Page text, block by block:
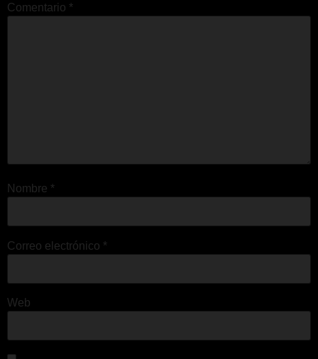
Comentario *
Nombre *
Correo electrónico *
Web